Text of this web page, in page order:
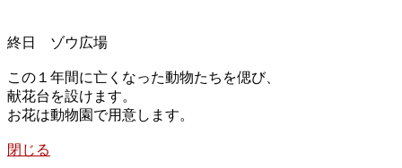
終日 ゾウ広場
この１年間に亡くなった動物たちを偲び、
献花台を設けます。
お花は動物園で用意します。
閉じる